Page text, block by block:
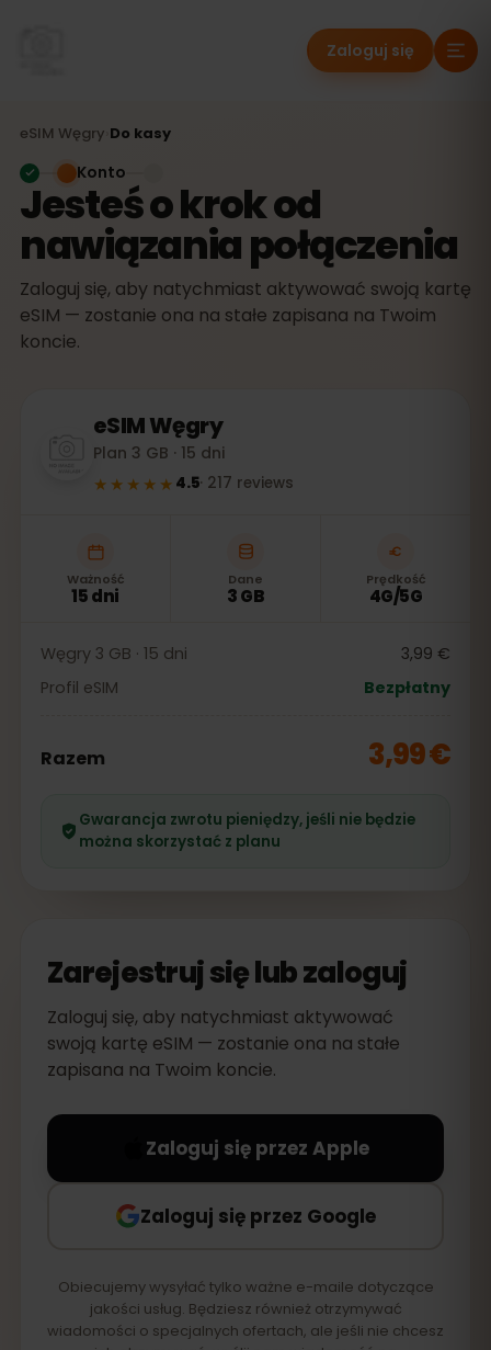
Zaloguj się
eSIM Węgry Do kasy
Jesteś o krok od
nawiązania połączenia
Zaloguj się, aby natychmiast aktywować swoją kartę
eSIM — zostanie ona na stałe zapisana na Twoim
koncie.
Konto
eSIMWęgry
Plan 3 GB · 15 dni
★★★★★ 4.5· 217 reviews
Ważność
15 dni
Dane
3 GB
Prędkość
4G/5G
Węgry 3 GB · 15 dni
3,99 €
Profil eSIM
Bezpłatny
Razem 3,99 €
Gwarancja zwrotu pieniędzy, jeśli nie będzie
można skorzystać z planu
Zarejestruj się lub zaloguj
Zaloguj się, aby natychmiast aktywować
swoją kartę eSIM — zostanie ona na stałe
zapisana na Twoim koncie.
Zaloguj się przez Apple
Zaloguj się przez Google
Obiecujemy wysyłać tylko ważne e-maile dotyczące
jakości usług. Będziesz również otrzymywać
wiadomości o specjalnych ofertach, ale jeśli nie chcesz